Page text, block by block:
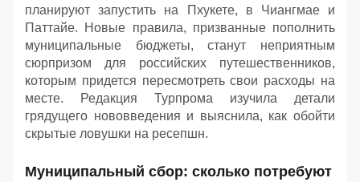
планируют запустить на Пхукете, в Чиангмае и
Паттайе. Новые правила, призванные пополнить
муниципальные бюджеты, станут неприятным
сюрпризом для российских путешественников,
которым придется пересмотреть свои расходы на
месте. Редакция Турпрома изучила детали
грядущего нововведения и выяснила, как обойти
скрытые ловушки на ресепшн.
Муниципальный сбор: сколько потребуют